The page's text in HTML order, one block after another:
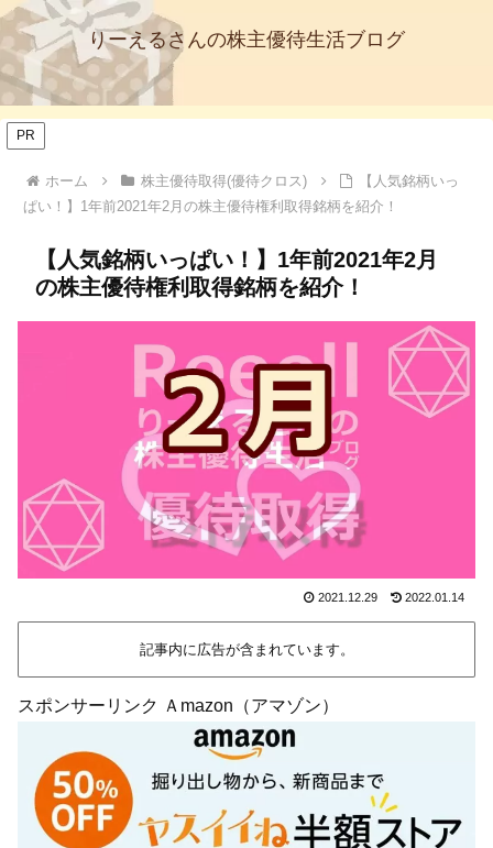
りーえるさんの株主優待生活ブログ
PR
ホーム 株主優待取得(優待クロス)
【人気銘柄いっ
ぱい！】1年前2021年2月の株主優待権利取得銘柄を紹介！
【人気銘柄いっぱい！】1年前2021年2月
の株主優待権利取得銘柄を紹介！
2021.12.29 2022.01.14
記事内に広告が含まれています。
スポンサーリンク Ａmazon（アマゾン）